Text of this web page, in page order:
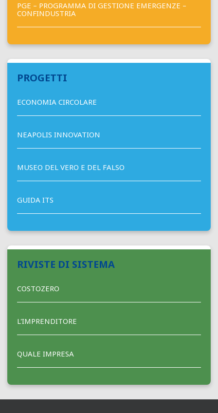
PGE – PROGRAMMA DI GESTIONE EMERGENZE –
CONFINDUSTRIA
PROGETTI
ECONOMIA CIRCOLARE
NEAPOLIS INNOVATION
MUSEO DEL VERO E DEL FALSO
GUIDA ITS
RIVISTE DI SISTEMA
COSTOZERO
L'IMPRENDITORE
QUALE IMPRESA